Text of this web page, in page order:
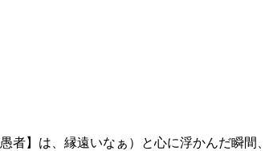
者】は、縁遠いなぁ）と心に浮かんだ瞬間、